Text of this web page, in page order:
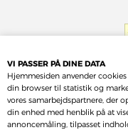
VI PASSER PÅ DINE DATA
Hjemmesiden anvender
din browser til statistik og
vores samarbejdspartnere, der
din enhed med henblik på at
annoncemåling, tilpasset